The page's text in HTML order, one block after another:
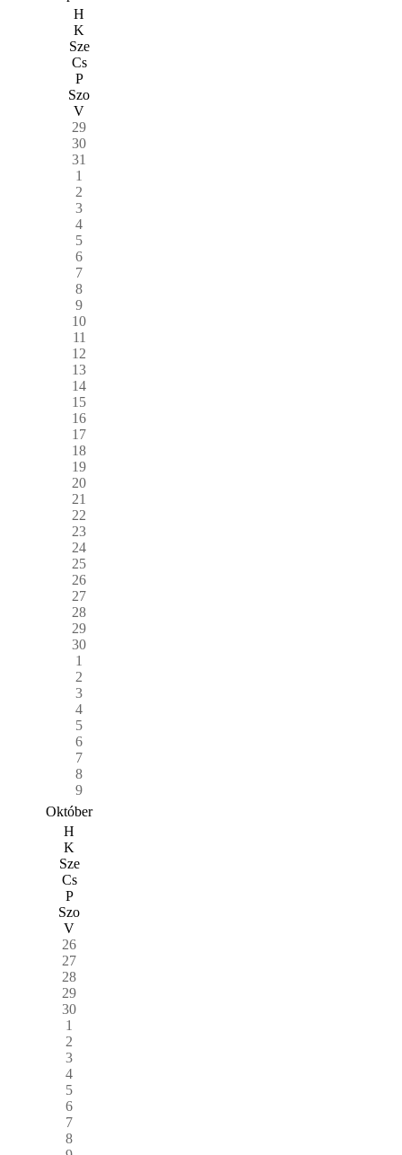
H
K
Sze
Cs
P
Szo
V
29
30
31
1
2
3
4
5
6
7
8
9
10
11
12
13
14
15
16
17
18
19
20
21
22
23
24
25
26
27
28
29
30
1
2
3
4
5
6
7
8
9
Október
H
K
Sze
Cs
P
Szo
V
26
27
28
29
30
1
2
3
4
5
6
7
8